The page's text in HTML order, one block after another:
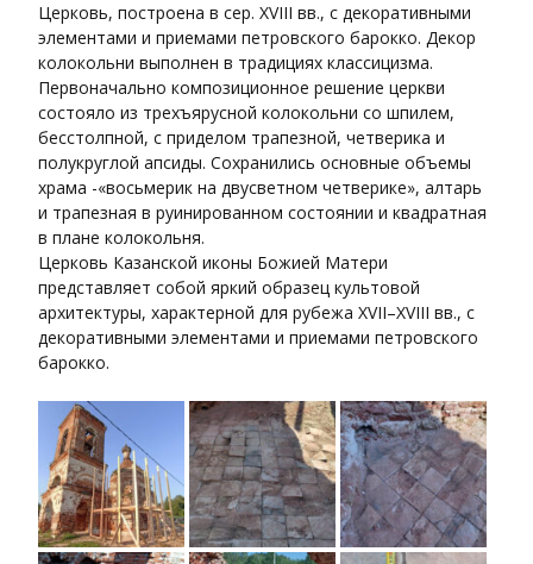
Церковь, построена в cep. XVIII вв., с декоративными
элементами и приемами петровского барокко. Декор
колокольни выполнен в традициях классицизма.
Первоначально композиционное решение церкви
состояло из трехъярусной колокольни со шпилем,
бесстолпной, с приделом трапезной, четверика и
полукруглой апсиды. Сохранились основные объемы
храма -«восьмерик на двусветном четверике», алтарь
и трапезная в руинированном состоянии и квадратная
в плане колокольня.
Церковь Казанской иконы Божией Матери
представляет собой яркий образец культовой
архитектуры, характерной для рубежа XVII–XVIII вв., с
декоративными элементами и приемами петровского
барокко.